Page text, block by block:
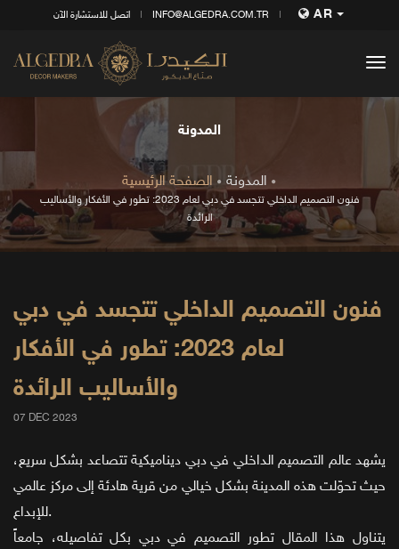
اتصل للاستشارة الآن INFO@ALGEDRA.COM.TR AR
المدونة
الصفحة الرئيسية المدونة
فنون التصميم الداخلي تتجسد في دبي لعام 2023: تطور في الأفكار والأساليب
الرائدة
فنون التصميم الداخلي تتجسد في دبي
لعام 2023: تطور في الأفكار
والأساليب الرائدة
07 DEC 2023
يشهد عالم التصميم الداخلي في دبي ديناميكية تتصاعد بشكل سريع،
حيث تحوّلت هذه المدينة بشكل خيالي من قرية هادئة إلى مركز عالمي
للإبداع.
يتناول هذا المقال تطور التصميم في دبي بكل تفاصيله، جامعاً